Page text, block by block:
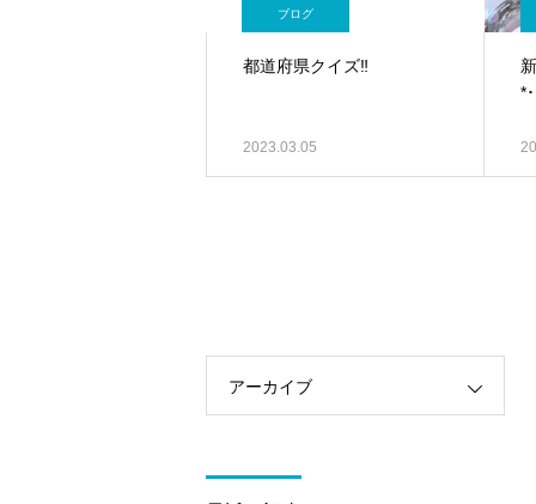
ブログ
都道府県クイズ‼️
2023.03.05
*･
アーカイブ